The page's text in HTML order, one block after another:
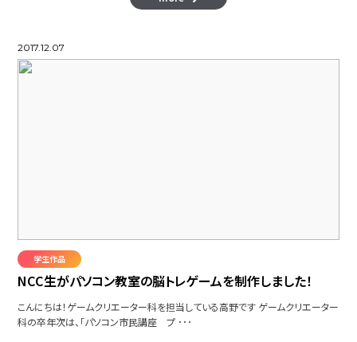
2017.12.07
学生作品
NCC生がパソコン教室の脳トレゲームを制作しました！
こんにちは！ゲームクリエーター科を担当している高野です ゲームクリエーター
科の卒年次は、「パソコン市民講座 プ ･･･